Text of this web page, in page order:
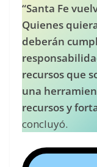
“Santa Fe
Quienes
deberán
recursos que
una
recursos y
concluyó.